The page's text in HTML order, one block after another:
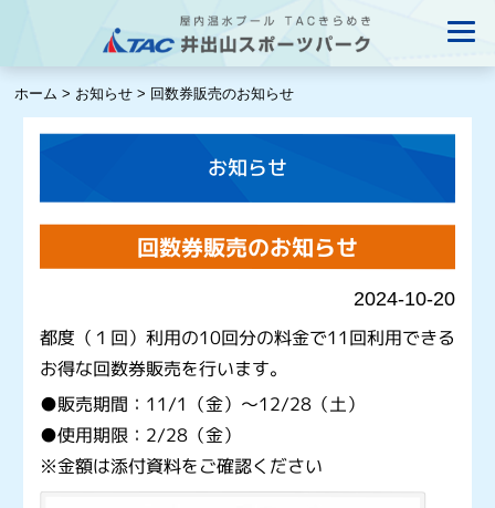
ホーム > お知らせ > 回数券販売のお知らせ
お知らせ
回数券販売のお知らせ
2024-10-20
都度（１回）利用の10回分の料金で11回利用できる
お得な回数券販売を行います。
●販売期間：11/1（金）～12/28（土）
●使用期限：2/28（金）
※金額は添付資料をご確認ください